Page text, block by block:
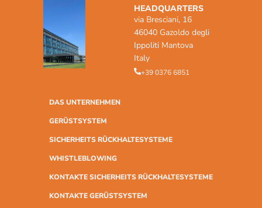
HEADQUARTERS
via Bresciani, 16
46040 Gazoldo degli
Ippoliti Mantova
Italy
+39 0376 6851
DAS UNTERNEHMEN
GERÜSTSYSTEM
SICHERHEITS RÜCKHALTESYSTEME
WHISTLEBLOWING
KONTAKTE SICHERHEITS RÜCKHALTESYSTEME
KONTAKTE GERÜSTSYSTEM